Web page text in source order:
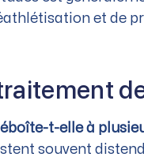
et de
t-elle à
souvent